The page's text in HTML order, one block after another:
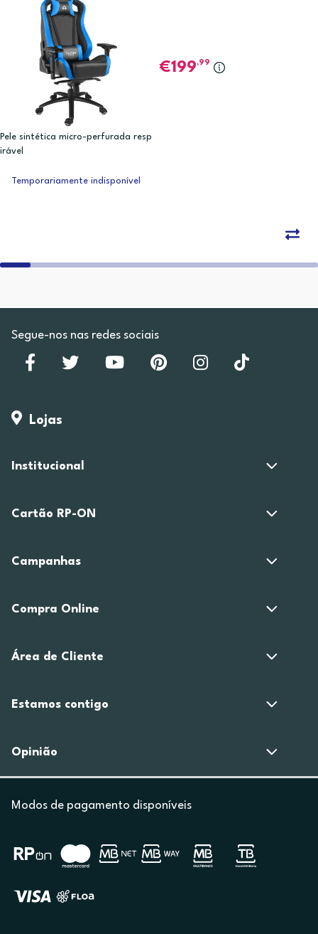
Pele sintética micro-perfurada resp
irável
199,99
Temporariamente indisponível
Segue-nos nas redes sociais
Lojas
Institucional
Cartão RP-ON
Campanhas
Compra Online
Área de Cliente
Estamos contigo
Opinião
Modos de pagamento disponíveis